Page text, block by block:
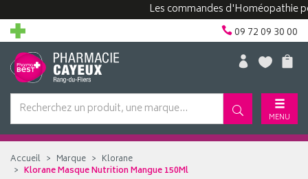
Les commandes d'Homéopathie
09 72 09 30 00
MENU
Accueil Marque
Klorane
Klorane Masque Nutrition Mangue 150Ml